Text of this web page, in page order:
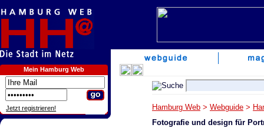
Mein Hamburg Web
Jetzt registrieren! Hamburg Web > Webguide >
Fotografie und design für